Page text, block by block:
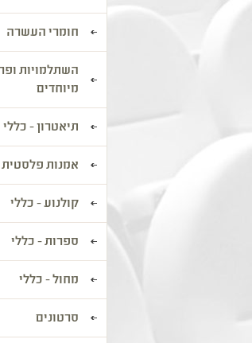
חומרי העשרה
השתלמויות
מיוחדים
תיאטרון - כללי
אמנות פלסטית
קולנוע - כללי
ספרות - כללי
מחול - כללי
סרטונים